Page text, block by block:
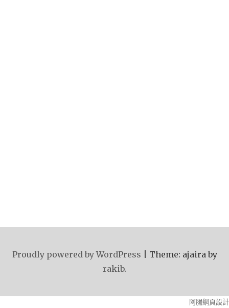
Proudly powered by WordPress
Theme: ajaira by
rakib.
阿腸網頁設計